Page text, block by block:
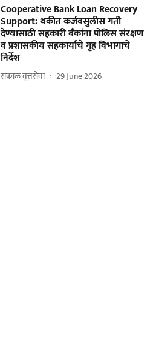
Cooperative Bank Loan Recovery
Support: थकीत कर्जवसुलीस गती
देण्यासाठी सहकारी बँकांना पोलिस संरक्षण
व प्रशासकीय सहकार्याचे गृह विभागाचे
निर्देश
सकाळ वृत्तसेवा 29 June 2026